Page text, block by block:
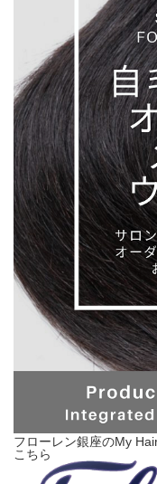
フローレン銀座のMy
こちら